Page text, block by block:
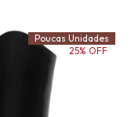
Poucas Unidades
25% OFF